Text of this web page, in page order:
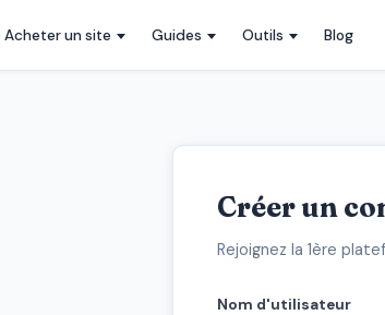
Acheter un site Guides Outils Blog
Créer un
Rejoignez la 1ère
Nom d'utilisateur